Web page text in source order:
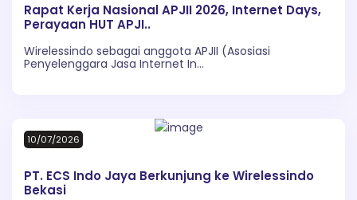
Rapat Kerja Nasional APJII 2026, Internet Days,
Perayaan HUT APJI..
Wirelessindo sebagai anggota APJII (Asosiasi
Penyelenggara Jasa Internet In...
10/07/2026
PT. ECS Indo Jaya Berkunjung ke Wirelessindo
Bekasi